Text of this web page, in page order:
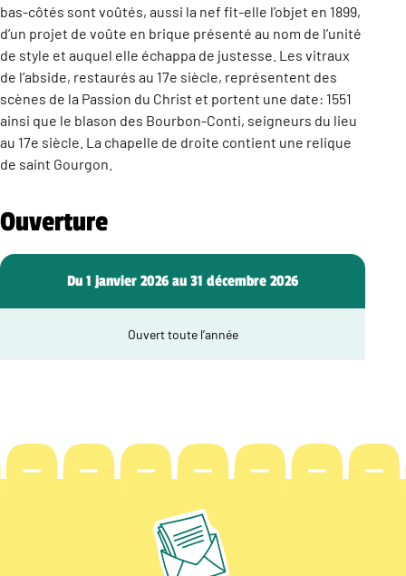
bas-côtés sont voûtés, aussi la nef fit-elle l’objet en 1899,
d’un projet de voûte en brique présenté au nom de l’unité
de style et auquel elle échappa de justesse. Les vitraux
de l’abside, restaurés au 17e siècle, représentent des
scènes de la Passion du Christ et portent une date: 1551
ainsi que le blason des Bourbon-Conti, seigneurs du lieu
au 17e siècle. La chapelle de droite contient une relique
de saint Gourgon.
Ouverture
Du 1 janvier 2026 au 31 décembre 2026
Ouvert toute l’année